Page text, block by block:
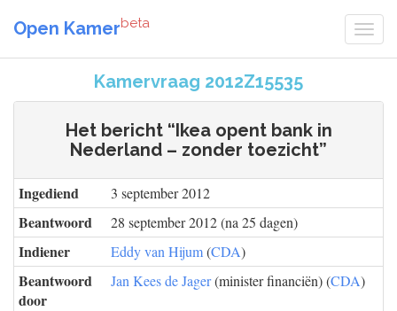
Open Kamerbeta
Kamervraag 2012Z15535
Het bericht “Ikea opent bank in
Nederland – zonder toezicht”
Ingediend 3 september 2012
Beantwoord 28 september 2012 (na 25 dagen)
Indiener Eddy van Hijum(CDA)
Beantwoord
door
Jan Kees de Jager(minister financiën) (CDA)